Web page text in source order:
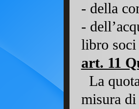
- della
-
libro soci
art. 11
La
misura di